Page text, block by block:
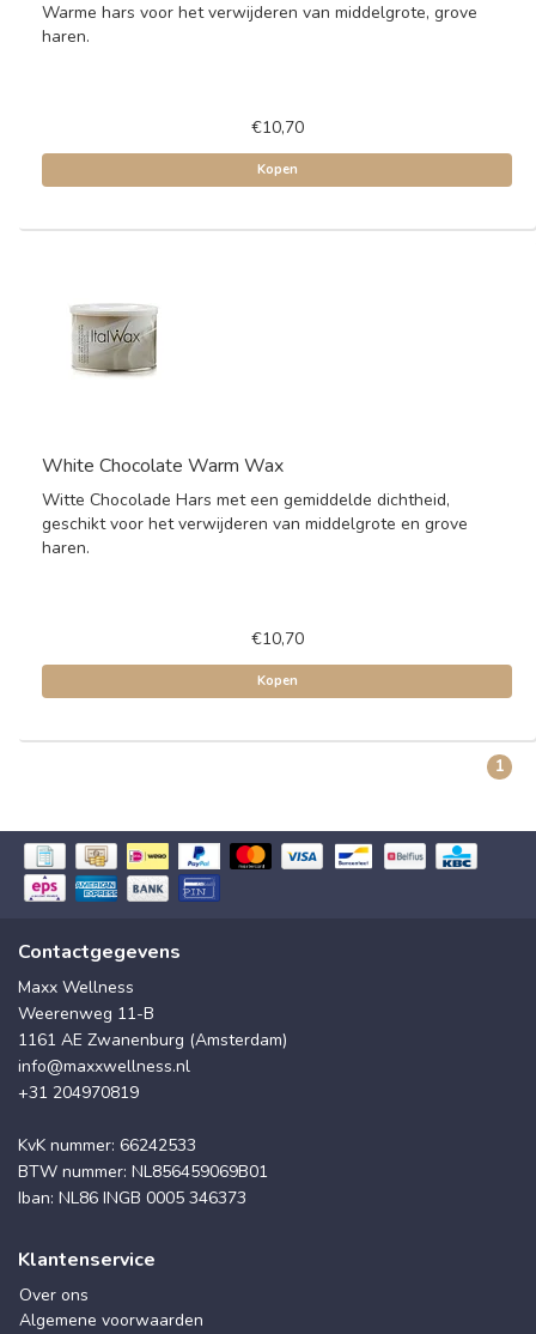
Warme hars voor het verwijderen van middelgrote, grove
haren.
€10,70
Kopen
White Chocolate Warm Wax
Witte Chocolade Hars met een gemiddelde dichtheid,
geschikt voor het verwijderen van middelgrote en grove
haren.
€10,70
Kopen
1
Contactgegevens
Maxx Wellness
Weerenweg 11-B
1161 AE Zwanenburg (Amsterdam)
info@maxxwellness.nl
+31 204970819
KvK nummer: 66242533
BTW nummer: NL856459069B01
Iban: NL86 INGB 0005 346373
Klantenservice
Over ons
Algemene voorwaarden